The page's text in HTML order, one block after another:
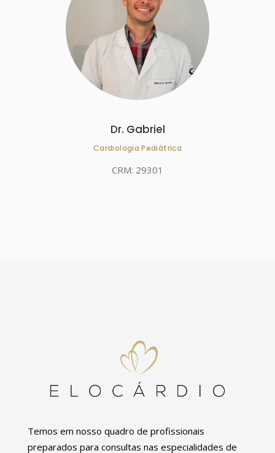
Dr. Gabriel
Cardiologia Pediátrica
CRM: 29301
Temos em nosso quadro de profissionais
preparados para consultas nas especialidades de